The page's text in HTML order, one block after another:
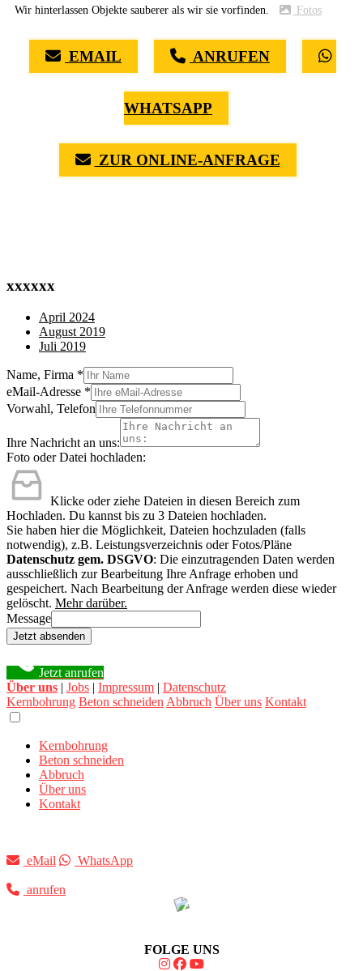
Wir hinterlassen Objekte sauberer als wir sie vorfinden. Fotos
EMAIL ANRUFEN
WHATSAPP
ZUR ONLINE-ANFRAGE
xxxxxx
April 2024
August 2019
Juli 2019
Name, Firma *
eMail-Adresse *
Vorwahl, Telefon
Ihre Nachricht an uns:
Foto oder Datei hochladen:
Klicke oder ziehe Dateien in diesen Bereich zum
Hochladen. Du kannst bis zu 3 Dateien hochladen.
Sie haben hier die Möglichkeit, Dateien hochzuladen (falls
notwendig), z.B. Leistungsverzeichnis oder Fotos/Pläne
Datenschutz gem. DSGVO: Die einzutragenden Daten werden
ausschließlich zur Bearbeitung Ihre Anfrage erhoben und
gespeichert. Nach Bearbeitung der Anfrage werden diese wieder
gelöscht. Mehr darüber.
Message
Jetzt absenden
Jetzt anrufen
Über uns | Jobs | Impressum | Datenschutz
Kernbohrung Beton schneiden Abbruch Über uns Kontakt
Kernbohrung
Beton schneiden
Abbruch
Über uns
Kontakt
eMail WhatsApp
anrufen
FOLGE UNS